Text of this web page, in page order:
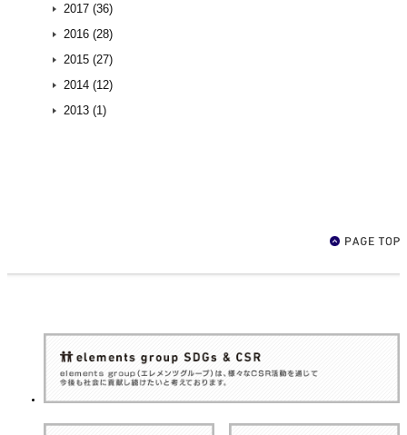
2017 (36)
2016 (28)
2015 (27)
2014 (12)
2013 (1)